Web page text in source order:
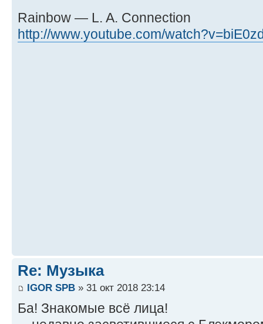
Rainbow — L. A. Connection
http://www.youtube.com/
Re: Музыка
IGOR SPB » 31 окт 2018 23:14
Ба! Знакомые всё лица!